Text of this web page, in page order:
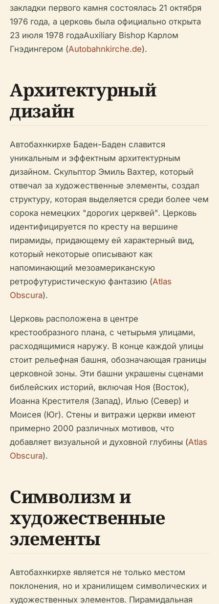
закладки первого камня состоялась 21 октября
1976 года, а церковь была официально открыта
23 июля 1978 годаAuxiliary Bishop Карлом
Гнэдингером (Autobahnkirche.de).
Архитектурный
дизайн
Автобахнкирхе Баден-Баден славится
уникальным и эффектным архитектурным
дизайном. Скульптор Эмиль Вахтер, который
отвечал за художественные элементы, создал
структуру, которая выделяется среди более чем
сорока немецких "дорогих церквей". Церковь
идентифицируется по кресту на вершине
пирамиды, придающему ей характерный вид,
который некоторые описывают как
напоминающий мезоамериканскую
ретрофутуристическую фантазию (Atlas
Obscura).
Церковь расположена в центре
крестообразного плана, с четырьмя улицами,
расходящимися наружу. В конце каждой улицы
стоит рельефная башня, обозначающая границы
церковной зоны. Эти башни украшены сценами
библейских историй, включая Ноя (Восток),
Иоанна Крестителя (Запад), Илью (Север) и
Моисея (Юг). Стены и витражи церкви имеют
примерно 2000 различных мотивов, что
добавляет визуальной и духовной глубины (Atlas
Obscura).
Символизм и
художественные
элементы
Автобахнкирхе является не только местом
поклонения, но и хранилищем символических и
художественных элементов. Пирамидальная